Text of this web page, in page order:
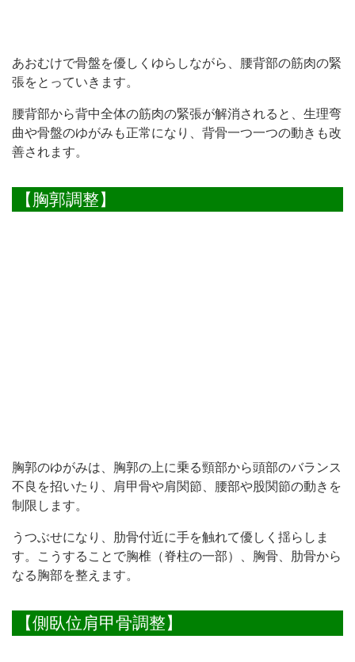
あおむけで骨盤を優しくゆらしながら、腰背部の筋肉の緊
張をとっていきます。
腰背部から背中全体の筋肉の緊張が解消されると、生理弯
曲や骨盤のゆがみも正常になり、背骨一つ一つの動きも改
善されます。
【胸郭調整】
胸郭のゆがみは、胸郭の上に乗る頸部から頭部のバランス
不良を招いたり、肩甲骨や肩関節、腰部や股関節の動きを
制限します。
うつぶせになり、肋骨付近に手を触れて優しく揺らしま
す。こうすることで胸椎（脊柱の一部）、胸骨、肋骨から
なる胸部を整えます。
【側臥位肩甲骨調整】